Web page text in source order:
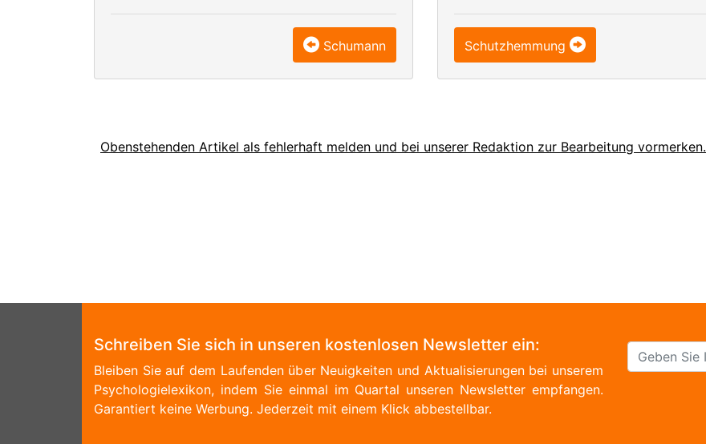
Schumann Schutzhemmung
Obenstehenden Artikel als fehlerhaft melden und bei unserer Redaktion zur Bearbeitung vormerken.
Schreiben Sie sich in unseren kostenlosen Newsletter ein:
Bleiben Sie auf dem Laufenden über Neuigkeiten und Aktualisierungen bei unserem
Psychologielexikon, indem Sie einmal im Quartal unseren Newsletter empfangen.
Garantiert keine Werbung. Jederzeit mit einem Klick abbestellbar.